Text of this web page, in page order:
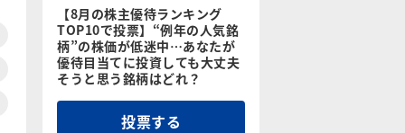
【8月の株主優待ランキング
TOP10で投票】“例年の人気銘
柄”の株価が低迷中…あなたが
優待目当てに投資しても大丈夫
そうと思う銘柄はどれ？
投票する